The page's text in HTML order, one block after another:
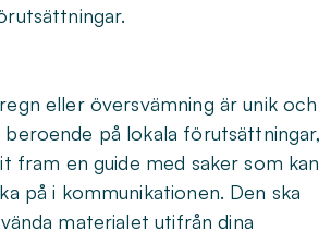
eller översvämning är unik och
på lokala förutsättningar,
fram en guide med saker som kan
på i kommunikationen. Den ska
materialet utifrån dina